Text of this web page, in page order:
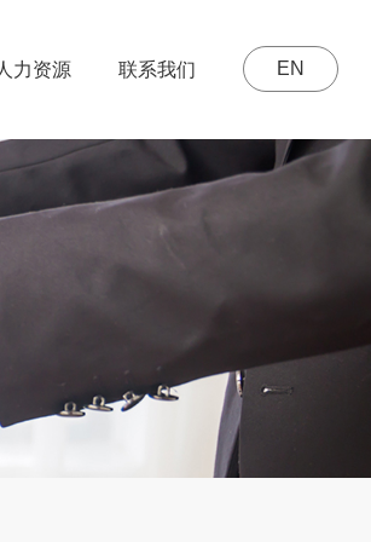
EN
人力资源 联系我们